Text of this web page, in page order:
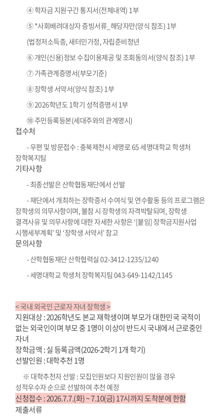
④ 학자금 지원구간 통지서(전체내역) 1부
⑤ *사회배려대상자 증빙서류_해당자만(양식 참조) 1부
(법정저소득층, 새터민가정, 자립준비청년
⑥ 개인(신용)정보 수집이용제공 및 조회동의서(양식 참조) 1부
⑦ 가족관계증명서(부모기준)
⑧ 장학생 서약서(양식 참조) 1부
⑨ 2026학년도 1학기 성적증명서 1부
⑩ 주민등록등본(세대주와의 관계명시)
접수처
- 우편 및 방문접수 : 충북제천시 세명로 65 세명대학교 학생처
장학복지팀
기타사항
- 최종선발은 산학협동재단에서 선발
- 재단에서 개최하는 장학증서 수여식 및 연수활동 등의 프로그램은
장학생의 의무사항이며, 불참 시 장학생의 자격박탈되며, 장학생
결격사유 및 의무사항에 대한 자세한 사항은 ‘[붙임] 장학금지원사업
시행세부계획’ 및 ‘장학생 서약서’ 참고
문의사항
- 산학협동재단 산학협력실 02-3412-1235/1240
- 세명대학교 학생처 장학복지팀 043-649-1142/1145
<국내 외국인 근로자 자녀 장학생>
지원대상 : 2026학년도 본교 재학생이며 부모가 대한민국 국적이
없는 외국인이며 부모 중 1명이 이상이 반드시 국내에서 근로중인
자녀
장학금액 : 실 등록금액(2026-2학기 1개 학기)
선발인원 : 대학추천 1명
※ 대학추천자 선발 : 모집인원보다 지원인원이 많을 경우
성적우수자 순으로 선발하여 추천 예정
신청접수 : 2026.7.7.(화) ~ 7.10(금) 17시까지 도착분에 한함
제출서류